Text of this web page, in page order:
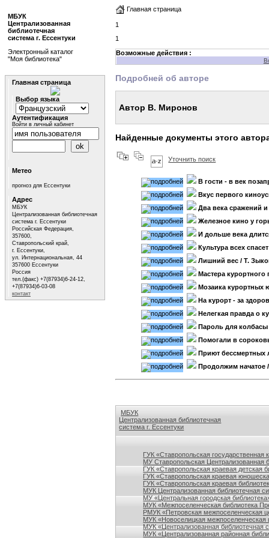
Главная страница
1
1
Возможные действия :
Подробней об авторе
Автор В. Миронов
Найденные документы этого
Уточнить поиск
В гости - в век
Вкус первого
Два века сражений
Железное кино у
И дольше века
Культура всех
Лишний вес / Т.
Мастера курортного
Мозаика курортных
На курорт - за
Нелегкая правда о
Пароль для колбасы
Помогали в
Приют бессмертных
Продолжим начатое
МБУК
Централизованная библиотечная
система г. Ессентуки
ГУК «Ставропольская
МУ Ставропольская Централизованная
ГУК «Ставропольская краевая детская
ГУК «Ставропольская краевая
ГУК «Ставропольская краевая
МУК Централизованная библиотечная
МУ «Центральная городская
МУК «Межпоселенческая библиотека
РМУК «Петровская межпоселенческая
МУК «Новоселицкая межпоселенческая
МУК «Централизованная библиотечная
МУК «Централизованная районная
МБУК
Централизованная
библиотечная
система г. Ессентуки
Электронный каталог
"Моя библиотека"
Главная страница
Выбор языка
Аутентификация
Войти в личный кабинет
Метео
прогноз для Ессентуки
Адрес
МБУК
Централизованная библиотечная
система г. Ессентуки
Российская Федерация,
357600,
Ставропольский край,
г. Ессентуки,
ул. Интернациональная, 44
357600 Ессентуки
Россия
тел.(факс) +7(87934)6-24-12,
+7(87934)6-03-08
контакт